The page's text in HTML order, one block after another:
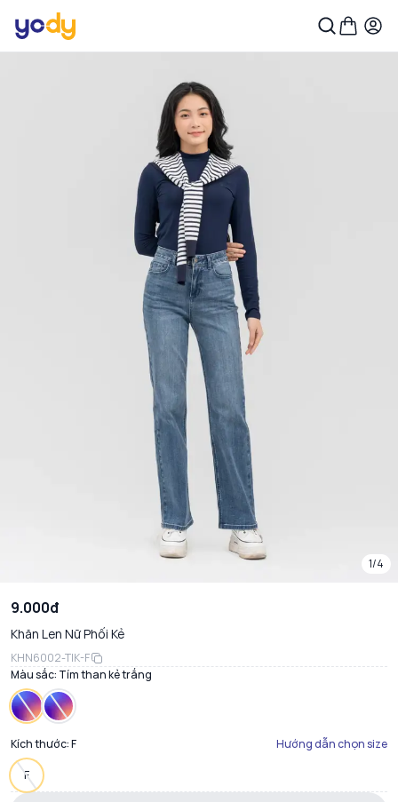
1/4
9.000đ
Khăn Len Nữ Phối Kẻ
KHN6002-TIK-F
Màu sắc: Tím than kẻ trắng
Kích thước:F Hướng dẫn chọn size
F